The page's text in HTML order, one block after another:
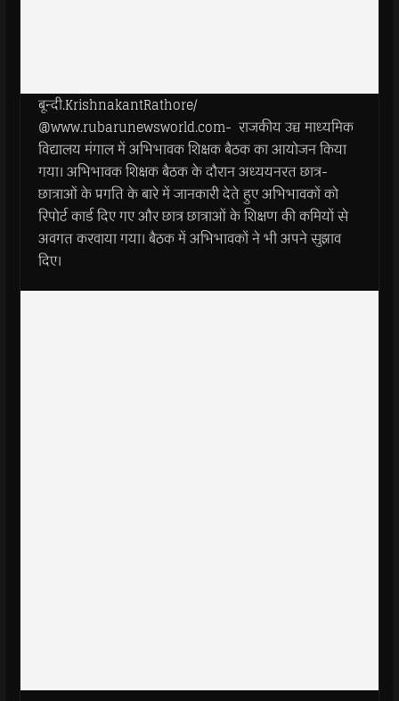
बून्दी.KrishnakantRathore/
@www.rubarunewsworld.com- राजकीय उच्च माध्यमिक
विद्यालय मंगाल में अभिभावक शिक्षक बैठक का आयोजन किया
गया। अभिभावक शिक्षक बैठक के दौरान अध्ययनरत छात्र-
छात्राओं के प्रगति के बारे में जानकारी देते हुए अभिभावकों को
रिपोर्ट कार्ड दिए गए और छात्र छात्राओं के शिक्षण की कमियों से
अवगत करवाया गया। बैठक में अभिभावकों ने भी अपने सुझाव
दिए।